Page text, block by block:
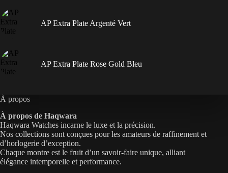
AP Extra Plate Argenté Vert
AP Extra Plate Rose Gold Bleu
À propos
À propos de Haqwara
Haqwara Watches incarne le luxe et la précision.
Nos collections sont conçues pour les amateurs de raffinement et
d’horlogerie d’exception.
Chaque montre est le fruit d’un savoir-faire unique, alliant
élégance intemporelle et performance.